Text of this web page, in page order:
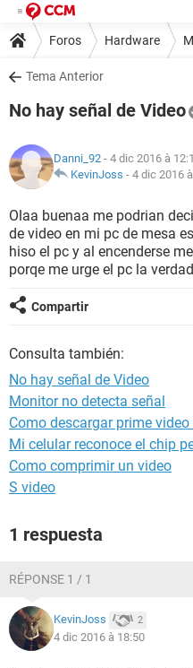
Foros Hardware
Tema Anterior
No hay señal de Video
Danni_92 - 4 dic 2016 à
KevinJoss - 4 dic 2016
Olaa buenaa me podrian
de video en mi pc de mesa
hiso el pc y al encenderse
porqe me urge el pc la
Compartir
Consulta también:
No hay señal de Video
Monitor no detecta señal
Como descargar prime video
Mi celular reconoce el chip
Como comprimir un video
S video
1 respuesta
RÉPONSE 1 / 1
KevinJoss 2
4 dic 2016 à 18:50